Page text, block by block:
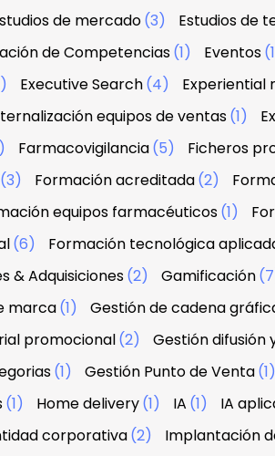
de mercado(3) Estudios de
de Competencias(1) Eventos
Executive Search(4) Experiential
equipos de ventas(1)
Farmacovigilancia(5)
Ficheros
(3) Formación acreditada(2)
equipos farmacéuticos(1)
(6) Formación tecnológica
& Adquisiciones(2) Gamificación
marca(1) Gestión de cadena
promocional(2) Gestión difusión
(1) Gestión Punto de Venta(1)
(1) Home delivery(1) IA (1)
IA
corporativa(2) Implantación